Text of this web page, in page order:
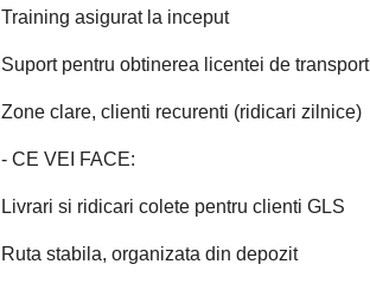
Training asigurat la inceput
Suport pentru obtinerea licentei de
Zone clare, clienti recurenti (ridicari zilnice)
- CE VEI FACE:
Livrari si ridicari colete pentru clienti GLS
Ruta stabila, organizata din depozit